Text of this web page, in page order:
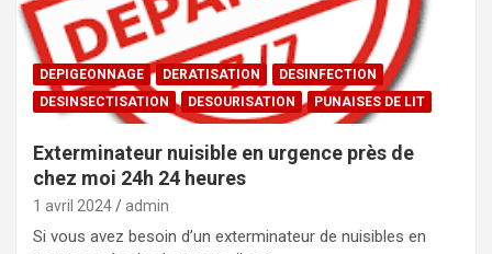
DEPIGEONNAGE DERATISATION
DESINFECTION
DESINSECTISATION
DESOURISATION PUNAISES DE LIT
Exterminateur nuisible en urgence près de
chez moi 24h 24 heures
1 avril 2024 admin
Si vous avez besoin d’un exterminateur de nuisibles en